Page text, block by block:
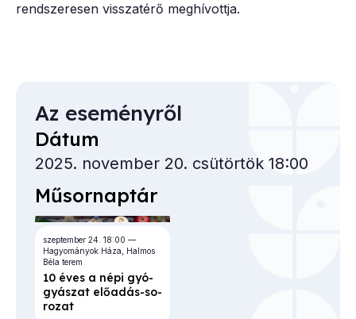
rendszeresen visszatérő meghívottja.
Az eseményről
Dátum
2025. november 20. csütörtök 18:00
Műsornaptár
10 éves a né­pi gyó­
gyá­szat elő­adás-so­
ro­zat
szeptember 24. 18:00
Hagyományok Háza, Halmos
Béla terem